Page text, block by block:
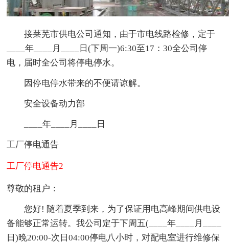
接莱芜市供电公司通知，由于市电线路检修，定于
____年____月____日(下周一)6:30至17：30全公司停
电，届时全公司将停电停水。
因停电停水带来的不便请谅解。
安全设备动力部
____年____月____日
工厂停电通告
工厂停电通告2
尊敬的租户：
您好! 随着夏季到来，为了保证用电高峰期间供电设
备能够正常运转。我公司定于下周五(____年____月____
日)晚20:00-次日04:00停电八小时，对配电室进行维修保